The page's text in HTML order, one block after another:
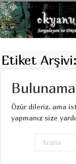
Etiket Arşivi:
Özür dileriz, ama
yapmanız size